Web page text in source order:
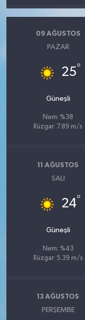
09 AĞUSTOS
PAZAR
25°
Güneşli
Nem: %38
Rüzgar: 7.89 m/s
11 AĞUSTOS
SALI
24°
Güneşli
Nem: %43
Rüzgar: 5.39 m/s
13 AĞUSTOS
PERŞEMBE